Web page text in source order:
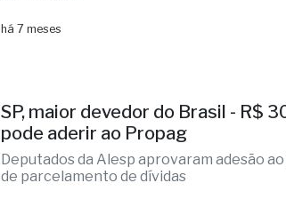
há 7 meses
SP, maior devedor do Brasil - R$
pode aderir ao Propag
Deputados da Alesp aprovaram adesão
de parcelamento de dívidas